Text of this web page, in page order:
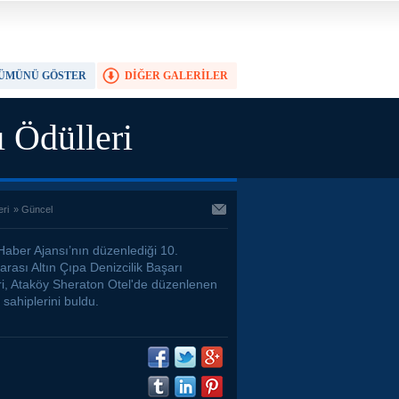
DİĞER GALERİLER
GÖSTER
Ödülleri
» Güncel
Ajansı’nın düzenlediği 10.
Altın Çıpa Denizcilik Başarı
Ataköy Sheraton Otel'de düzenlenen
buldu.